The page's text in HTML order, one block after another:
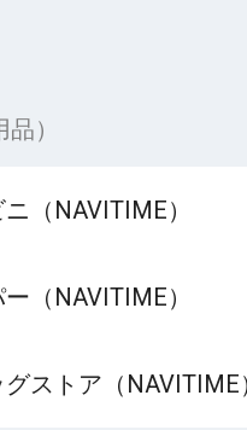
）
（NAVITIME）
（NAVITIME）
ストア（NAVITIME